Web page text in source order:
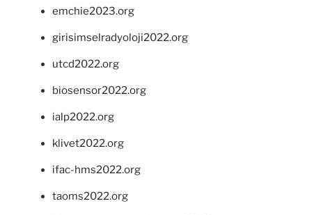
emchie2023.org
girisimselradyoloji2022.org
utcd2022.org
biosensor2022.org
ialp2022.org
klivet2022.org
ifac-hms2022.org
taoms2022.org